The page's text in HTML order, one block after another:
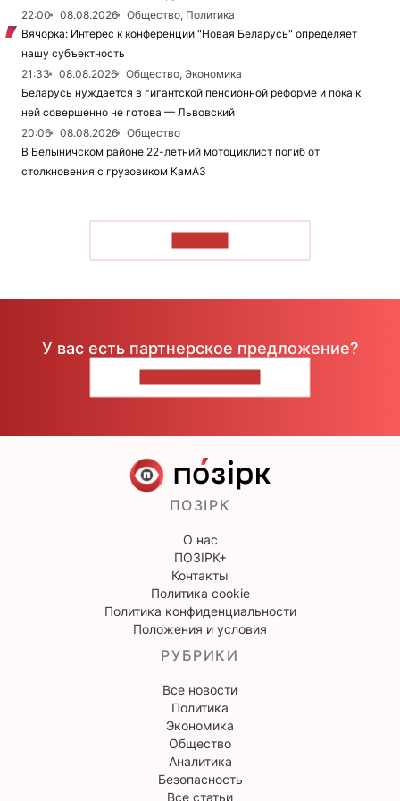
22:00
08.08.2026
Общество, Политика
Вячорка: Интерес к конференции "Новая Беларусь" определяет
нашу субъектность
21:33
08.08.2026
Общество, Экономика
Беларусь нуждается в гигантской пенсионной реформе и пока к
ней совершенно не готова — Львовский
20:06
08.08.2026
Общество
В Белыничском районе 22-летний мотоциклист погиб от
столкновения с грузовиком КамАЗ
У вас есть партнерское предложение?
ПОЗІРК
О нас
ПОЗІРК+
Контакты
Политика cookie
Политика конфиденциальности
Положения и условия
РУБРИКИ
Все новости
Политика
Экономика
Общество
Аналитика
Безопасность
Все статьи